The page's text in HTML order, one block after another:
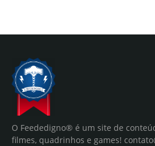
O Feededigno® é um site de
filmes, quadrinhos e games!